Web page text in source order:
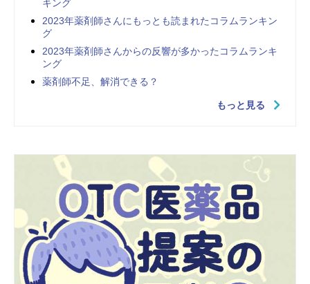
キング
2023年薬剤師さんにもっとも読まれたコラムランキン
グ
2023年薬剤師さんからの反響が多かったコラムランキ
ング
薬剤師不足、解消できる？
もっと見る